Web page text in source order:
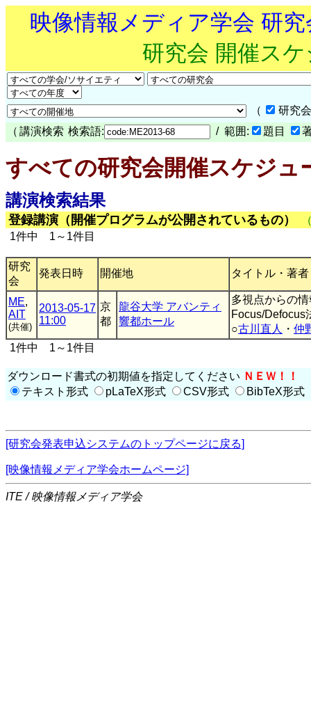
映像情報メディア学会 研
研究会 開催ス
（
研究
（ 講演検索 検索語: / 範囲: 題目
すべての研究会開催スケジュ
講演検索結果
登録講演（開催プログラムが公開されているもの）
1件中 1～1件目
研究
会
発表日時 開催地 タイトル・著者
ME,
AIT
(共催)
2013-05-17
11:00
京
都
龍谷大学 アバンティ
響都ホール
多視点からの
Focus/Defocus
○古川直人 ・ 仲
1件中 1～1件目
ダウンロード書式の初期値を指定してください ＮＥＷ！！
テキスト形式
pLaTeX形式 CSV形式 BibTeX形式
[研究会発表申込システムのトップページに戻る]
[映像情報メディア学会ホームページ]
ITE / 映像情報メディア学会